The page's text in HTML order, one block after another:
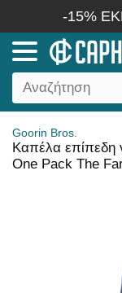
-15%
Goorin Bros.
Καπέλα επίπεδη
One Pack The